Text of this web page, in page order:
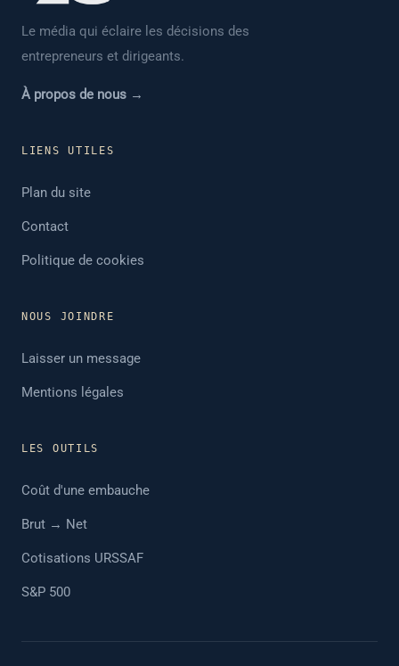
Le média qui éclaire les décisions des
entrepreneurs et dirigeants.
À propos de nous →
LIENS UTILES
Plan du site
Contact
Politique de cookies
NOUS JOINDRE
Laisser un message
Mentions légales
LES OUTILS
Coût d'une embauche
Brut → Net
Cotisations URSSAF
S&P 500